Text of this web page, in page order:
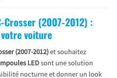
Crosser (2007-2012) :
voiture
(2007-2012)et souhaitez
LEDsont une solution
nocturne et donner un look